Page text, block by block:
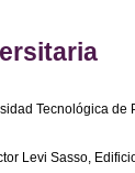
Tecnológica de
Levi Sasso,